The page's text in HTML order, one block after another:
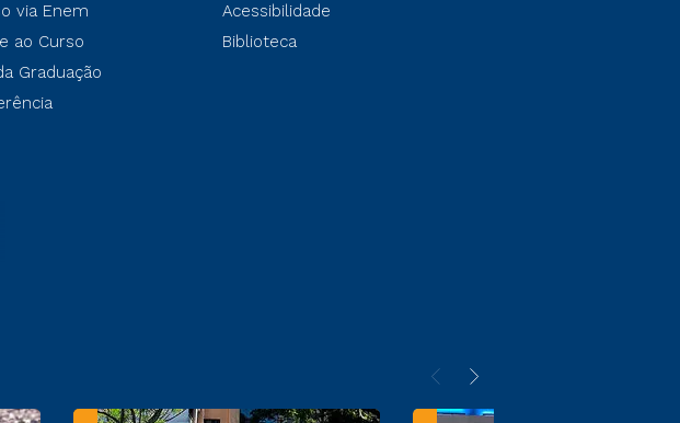
via Enem
ao Curso
Graduação
Acessibilidade
Biblioteca